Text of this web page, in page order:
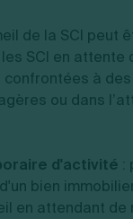
de la SCI peut
SCI en attente
confrontées à
ou dans
d'activité :
bien
en attendant de